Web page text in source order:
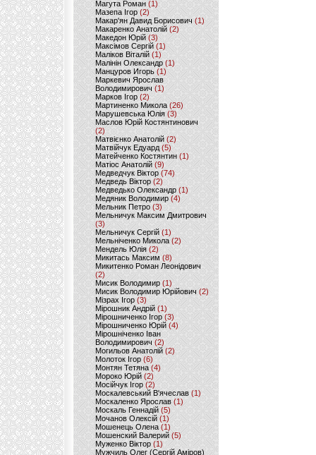
Магута Роман(1)
Мазепа Ігор (2)
Макар'ян Давид Борисович(1)
Макаренко Анатолій (2)
Македон Юрій(3)
Максімов Сергій (1)
Маліков Віталій (1)
Малінін Олександр (1)
Манцуров Игорь (1)
Маркевич Ярослав
Володимирович (1)
Марков Ігор (2)
Мартиненко Микола (26)
Марушевська Юлія (3)
Маслов Юрій Костянтинович
(2)
Матвієнко Анатолій (2)
Матвійчук Едуард(5)
Матейченко Костянтин (1)
Матіос Анатолій (9)
Медведчук Віктор(74)
Медведь Віктор (2)
Медведько Олександр (1)
Медяник Володимир(4)
Мельник Петро (3)
Мельничук Максим Дмитрович
(3)
Мельничук Сергій (1)
Мельніченко Микола (2)
Мендель Юлія (2)
Микитась Максим (8)
Микитенко Роман Леонідович
(2)
Мисик Володимир (1)
Мисик Володимир Юрійович(2)
Мізрах Ігор(3)
Мірошник Андрій(1)
Мірошниченко Ігор (3)
Мірошниченко Юрій(4)
Мірошніченко Іван
Володимирович (2)
Могильов Анатолій (2)
Молоток Ігор (6)
Монтян Тетяна (4)
Мороко Юрій(2)
Мосійчук Ігор (2)
Москалевський В'ячеслав (1)
Москаленко Ярослав (1)
Москаль Геннадій (5)
Мочанов Олексій(1)
Мошенець Олена(1)
Мошенский Валерий (5)
Муженко Віктор (1)
Мужчиль Олег (Сергій Аміров)